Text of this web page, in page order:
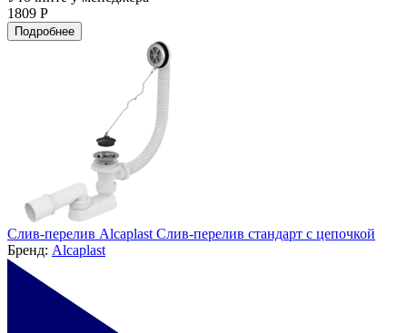
1809 Р
Подробнее
Слив-перелив Alcaplast Слив-перелив стандарт с цепочкой
Бренд: Alcaplast